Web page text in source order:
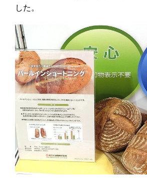
した。